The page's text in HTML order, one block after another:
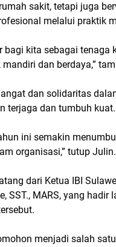
sakit, tetapi juga
melalui praktik
bagi kita sebagai tenaga
dan berdaya,”
dan solidaritas
terjaga dan tumbuh kuat.
ini semakin
organisasi,” tutup Julin.
dari Ketua IBI
SST., MARS, yang hadir
menjadi salah